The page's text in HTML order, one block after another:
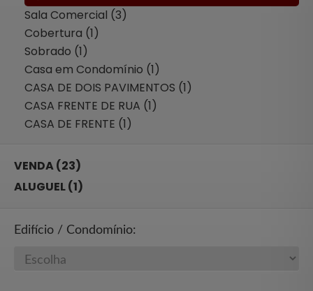
Sala Comercial (3)
Cobertura (1)
Sobrado (1)
Casa em Condomínio (1)
CASA DE DOIS PAVIMENTOS (1)
CASA FRENTE DE RUA (1)
CASA DE FRENTE (1)
VENDA (23)
ALUGUEL (1)
Edifício / Condomínio: